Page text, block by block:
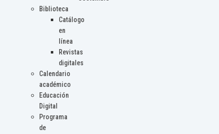
Biblioteca
Catálogo
en
línea
Revistas
digitales
Calendario
académico
Educación
Digital
Programa
de